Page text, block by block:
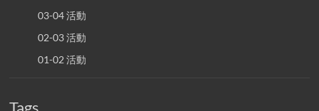
03-04 活動
02-03 活動
01-02 活動
Tags